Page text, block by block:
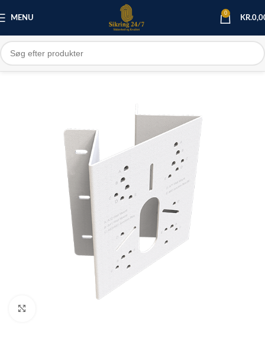
MENU
0
KR.